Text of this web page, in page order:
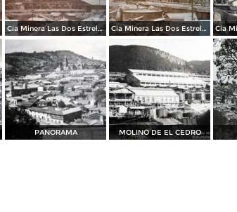
Cia Minera Las Dos Estrellas Vista del Molino Tlalpujahua, Michoacán. Cia Minera Las Dos Estrellas Le Cianure Tlalpujahua, Michoacán.
PANORAMA MOLINO DE EL CEDRO